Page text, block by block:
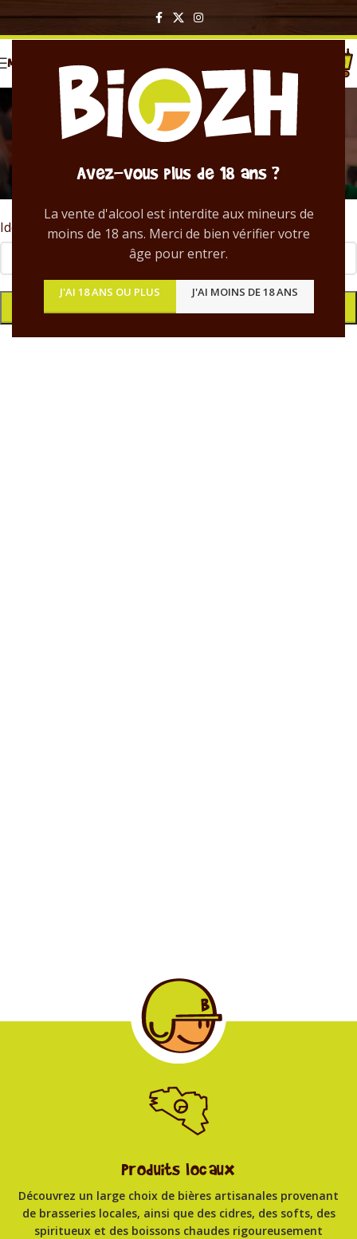
Avez-vous plus de 18 ans ?
La vente d'alcool est interdite aux mineurs de
moins de 18 ans. Merci de bien vérifier votre
âge pour entrer.
J'AI 18 ANS OU PLUS J'AI MOINS DE 18 ANS
MENU
Mot de passe perdu
Acceuil/Mon compte
votre adresse e-mail. Vous recevrez un lien par e-mail pour
créer un nouveau mot de passe.
Identifiant ou e-mail *
Produits locaux
Découvrez un large choix de bières artisanales provenant
de brasseries locales, ainsi que des cidres, des softs, des
spiritueux et des boissons chaudes rigoureusement